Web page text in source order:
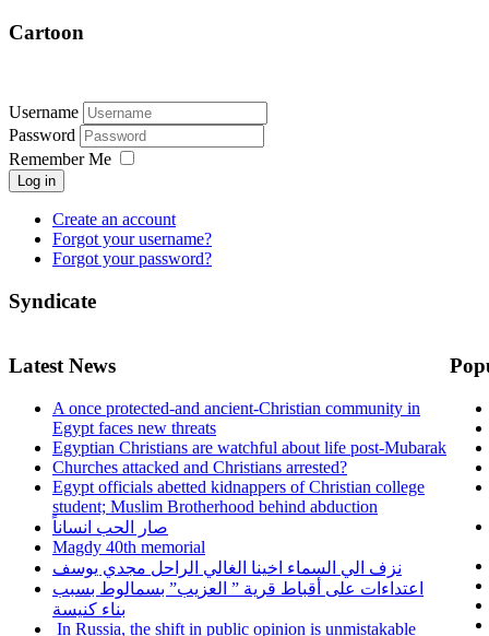
Cartoon
Username
Password
Remember Me
Log in
Create an account
Forgot your username?
Forgot your password?
Syndicate
Latest News
A once protected-and ancient-Christian community in
Egypt faces new threats
Egyptian Christians are watchful about life post-Mubarak
Churches attacked and Christians arrested?
Egypt officials abetted kidnappers of Christian college
student; Muslim Brotherhood behind abduction
صار الحب انساناً
Magdy 40th memorial
نزف الي السماء اخينا الغالي الراحل مجدي يوسف
اعتداءات على أقباط قرية ” العزيب” بسمالوط بسبب
بناء كنيسة
In Russia, the shift in public opinion is unmistakable